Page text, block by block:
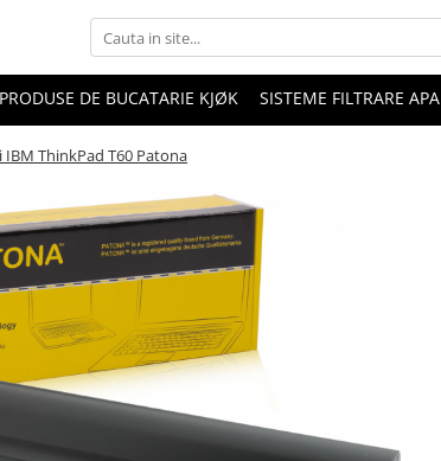
PRODUSE DE BUCATARIE KJØK SISTEME FILTRARE APA
ThinkPad T60 Patona